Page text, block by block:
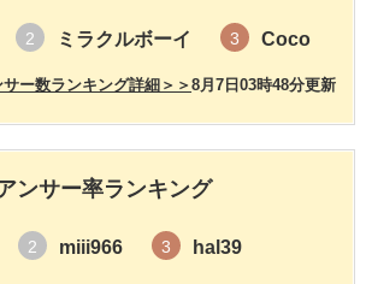
2 ミラクルボーイ 3 Coco
8月7日03時48分更新
ー数ランキング詳細＞＞
ンサー率ランキング
2 miii966 3 hal39